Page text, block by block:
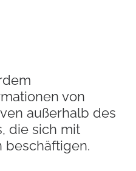
von
außerhalb des
die sich mit
beschäftigen.